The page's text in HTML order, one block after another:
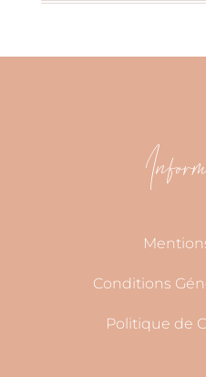
Conditions
Politique de